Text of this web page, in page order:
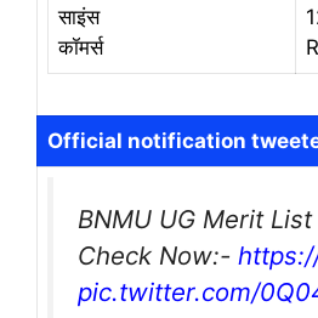
साइंस
कॉमर्स
Official notification
BNMU UG Merit
Check Now:-
pic.twitter.com/